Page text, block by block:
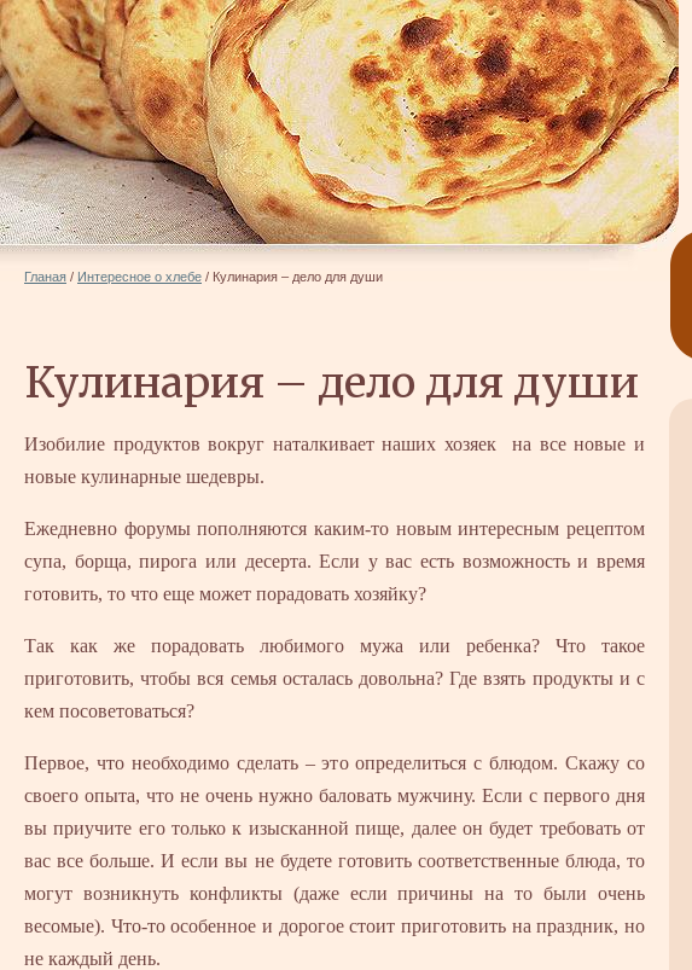
Гланая / Интересное о хлебе / Кулинария – дело для души
Кулинария – дело для души
Изобилие продуктов вокруг наталкивает наших хозяек на все новые и
новые кулинарные шедевры.
Ежедневно форумы пополняются каким-то новым интересным рецептом
супа, борща, пирога или десерта. Если у вас есть возможность и время
готовить, то что еще может порадовать хозяйку?
Так как же порадовать любимого мужа или ребенка? Что такое
приготовить, чтобы вся семья осталась довольна? Где взять продукты и с
кем посоветоваться?
Первое, что необходимо сделать – это определиться с блюдом. Скажу со
своего опыта, что не очень нужно баловать мужчину. Если с первого дня
вы приучите его только к изысканной пище, далее он будет требовать от
вас все больше. И если вы не будете готовить соответственные блюда, то
могут возникнуть конфликты (даже если причины на то были очень
весомые). Что-то особенное и дорогое стоит приготовить на праздник, но
не каждый день.